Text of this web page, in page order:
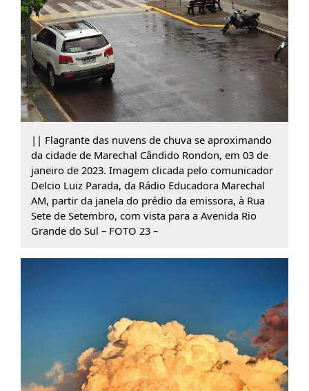
|| Flagrante das nuvens de chuva se aproximando
da cidade de Marechal Cândido Rondon, em 03 de
janeiro de 2023. Imagem clicada pelo comunicador
Delcio Luiz Parada, da Rádio Educadora Marechal
AM, partir da janela do prédio da emissora, à Rua
Sete de Setembro, com vista para a Avenida Rio
Grande do Sul – FOTO 23 –